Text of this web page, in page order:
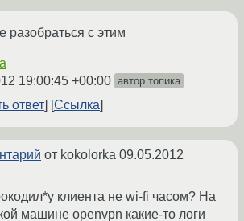
разобраться с этим
19:00:45 +00:00 автор топика
ответ Ссылка
от kokolorka 09.05.2012
клиента не wi-fi часом? На
машине openvpn какие-то логи